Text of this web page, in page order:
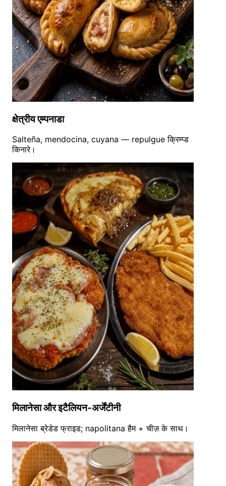
क्षेत्रीय एम्पनाडा
Salteña, mendocina, cuyana — repulgue क्रिम्प्ड
किनारे।
मिलानेसा और इटैलियन-अर्जेंटीनी
मिलानेसा ब्रेडेड फ्राइड; napolitana हैम + चीज़ के साथ।